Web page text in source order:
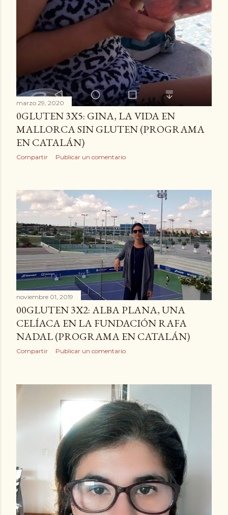
marzo 29, 2020
0GLUTEN 3X5: GINA, LA VIDA EN
MALLORCA SIN GLUTEN (PROGRAMA
EN CATALÁN)
Compartir Publicar un comentario
noviembre 01, 2019
00GLUTEN 3X2: ALBA PLANA, UNA
CELÍACA EN LA FUNDACIÓN RAFA
NADAL (PROGRAMA EN CATALÁN)
Compartir Publicar un comentario